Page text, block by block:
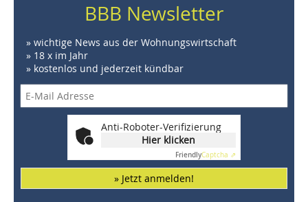
BBB Newsletter
» wichtige News aus der Wohnungswirtschaft
» 18 x im Jahr
» kostenlos und jederzeit kündbar
Anti-Roboter-Verifizierung
Hier klicken
FriendlyCaptcha ⇗
» Jetzt anmelden!